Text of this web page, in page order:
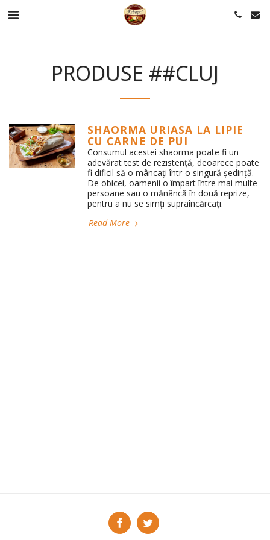
PRODUSE ##CLUJ
SHAORMA URIASA LA LIPIE
CU CARNE DE PUI
Consumul acestei shaorma poate fi un
adevărat test de rezistență, deoarece poate
fi dificil să o mâncați într-o singură ședință.
De obicei, oamenii o împart între mai multe
persoane sau o mănâncă în două reprize,
pentru a nu se simți supraîncărcați.
Read More